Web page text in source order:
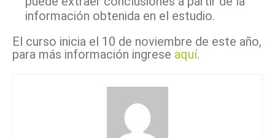
información obtenida en el estudio.
El curso inicia el 10 de noviembre de este año,
para más información ingrese aquí.